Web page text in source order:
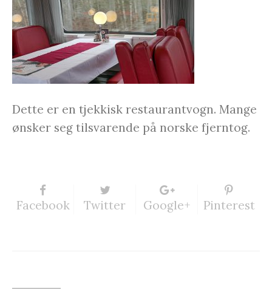
Dette er en tjekkisk restaurantvogn. Mange
ønsker seg tilsvarende på norske fjerntog.
Facebook Twitter Google+ Pinterest